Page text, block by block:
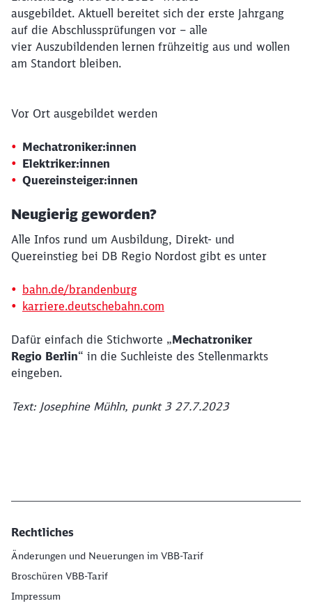
ausgebildet. Aktuell bereitet sich der erste Jahrgang
auf die Abschlussprüfungen vor – alle
vier Auszubildenden lernen frühzeitig aus und wollen
am Standort bleiben.
Vor Ort ausgebildet werden
Mechatroniker:innen
Elektriker:innen
Quereinsteiger:innen
Neugierig geworden?
Alle Infos rund um Ausbildung, Direkt- und
Quereinstieg bei DB Regio Nordost gibt es unter
bahn.de/brandenburg
karriere.deutschebahn.com
Dafür einfach die Stichworte „Mechatroniker
Regio Berlin“ in die Suchleiste des Stellenmarkts
eingeben.
Text: Josephine Mühln, punkt 3 27.7.2023
Rechtliches
Änderungen und Neuerungen im VBB-Tarif
Broschüren VBB-Tarif
Impressum